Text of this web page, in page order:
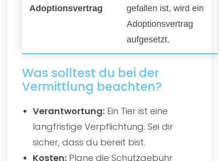
Adoptionsvertrag
gefallen ist, wird ein
Adoptionsvertrag
aufgesetzt.
Was solltest du bei der
Vermittlung beachten?
Verantwortung: Ein Tier ist eine
langfristige Verpflichtung. Sei dir
sicher, dass du bereit bist.
Kosten: Plane die Schutzgebühr